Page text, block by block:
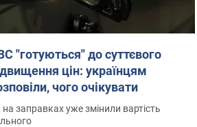
"готуються" до суттєвого
цін: українцям
чого очікувати
на заправках уже змінили вартість